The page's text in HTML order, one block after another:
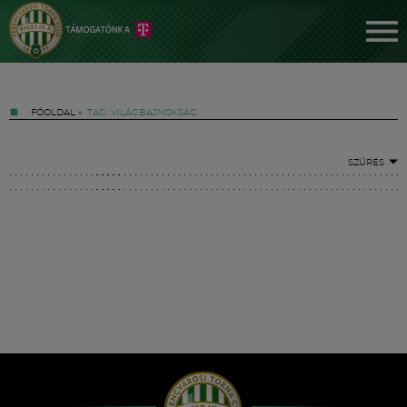
FŐOLDAL » TAG: VILÁGBAJNOKSÁG
SZŰRÉS
Hírek